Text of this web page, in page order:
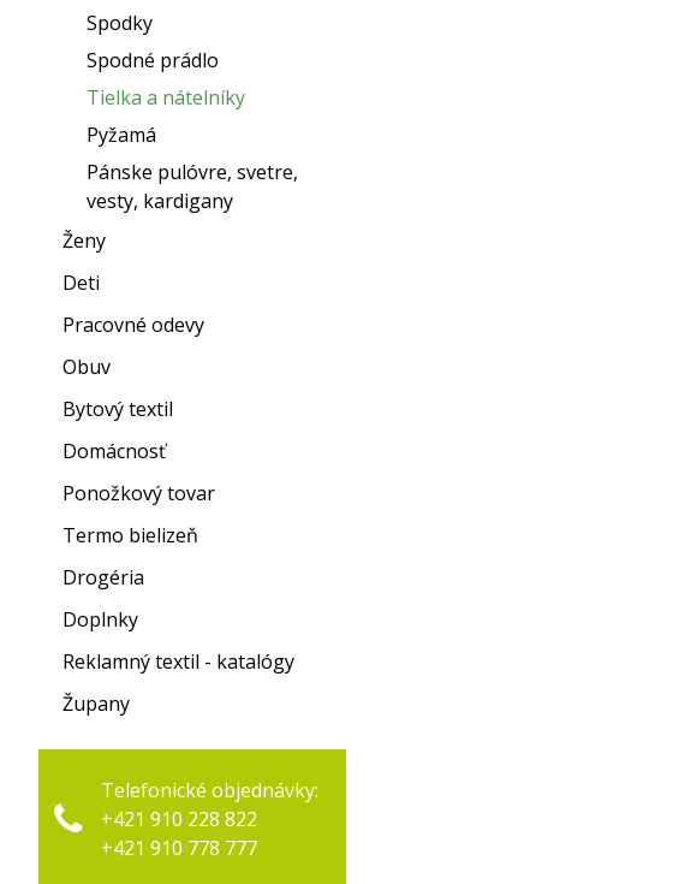
Spodky
Spodné prádlo
Tielka a nátelníky
Pyžamá
Pánske pulóvre, svetre,
vesty, kardigany
Ženy
Deti
Pracovné odevy
Obuv
Bytový textil
Domácnosť
Ponožkový tovar
Termo bielizeň
Drogéria
Doplnky
Reklamný textil - katalógy
Župany
Telefonické objednávky:
+421 910 228 822
+421 910 778 777